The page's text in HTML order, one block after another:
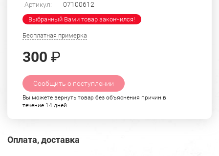
Артикул: 07100612
Выбранный Вами товар закончился!
Бесплатная примерка
300 ₽
Сообщить о поступлении
Вы можете вернуть товар без объяснения причин в
течение 14 дней
Оплата, доставка